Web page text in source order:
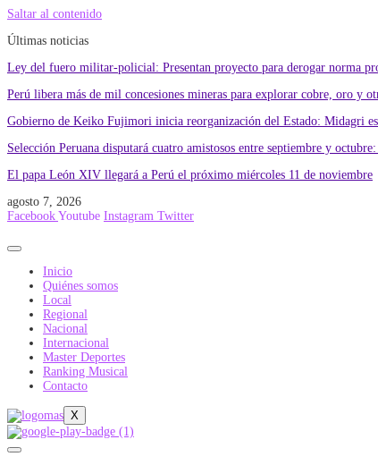
Saltar al contenido
Últimas noticias
Ley del fuero militar-policial: Presentan proyecto para derogar norma
Perú libera más de mil concesiones mineras para explorar cobre, oro y
Gobierno de Keiko Fujimori inicia reorganización del Estado: Midagri
Selección Peruana disputará cuatro amistosos entre septiembre y
El papa León XIV llegará a Perú el próximo miércoles 11 de noviembre
agosto 7, 2026
Facebook Youtube Instagram Twitter
Inicio
Quiénes somos
Local
Regional
Nacional
Internacional
Master Deportes
Ranking Musical
Contacto
X